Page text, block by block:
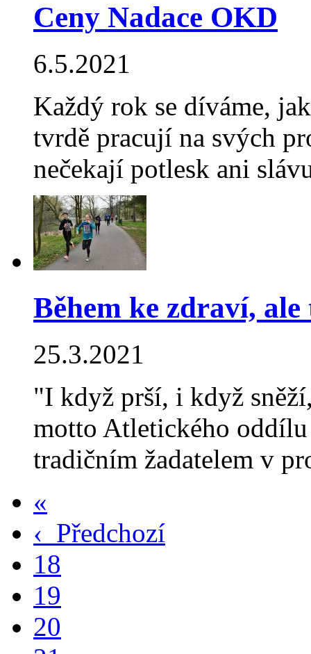
Ceny Nadace OKD
6.5.2021
Každý rok se díváme,
tvrdě pracují na svých
nečekají potlesk ani
Během ke zdraví,
25.3.2021
"I když prší, i když
motto Atletického
tradičním žadatelem v
«
‹ Předchozí
18
19
20